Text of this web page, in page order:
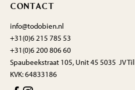
CONTACT
info@todobien.nl
+31(0)6 215 785 53
+31(0)6 200 806 60
Spaubeekstraat 105, Unit 45 5035 JV
KVK: 64833186